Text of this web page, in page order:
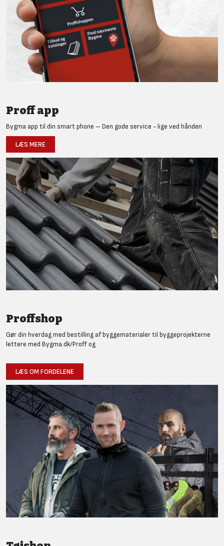
Proff app
Bygma app til din smart phone – Den gode service - lige ved hånden
LÆS MERE
Proffshop
Gør din hverdag med bestilling af byggematerialer til byggeprojekterne
lettere med Bygma.dk/Proff og
LÆS OM FORDELENE